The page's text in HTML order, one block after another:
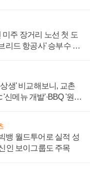
주 장거리 노선 첫 도
리드 항공사' 승부수 통
생' 비교해보니, 교촌
'신메뉴 개발'·BBQ '원가
뱅 월드투어로 실적 성
인 보이그룹도 주목